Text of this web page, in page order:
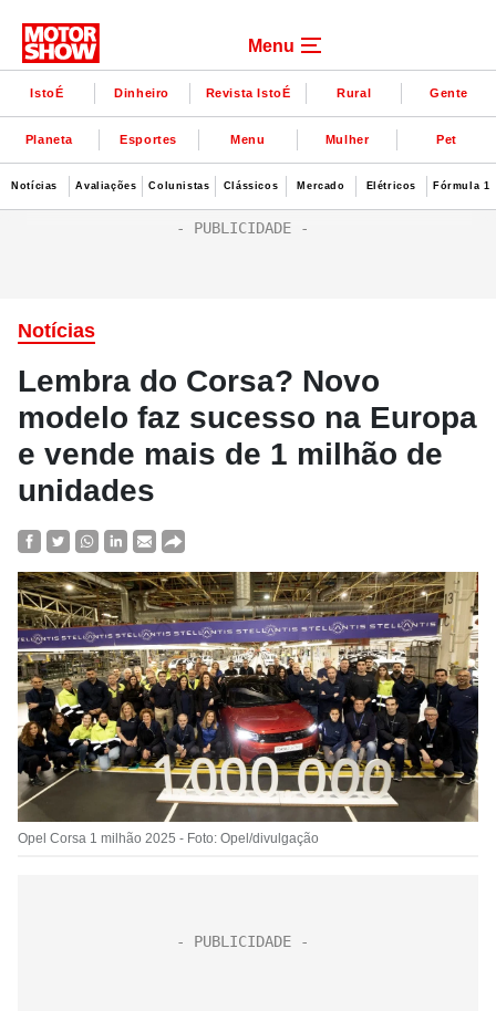
Menu
IstoÉ Dinheiro Revista IstoÉ Rural Gente
Planeta Esportes Menu Mulher Pet
Notícias Avaliações Colunistas Clássicos Mercado Elétricos Fórmula 1
Notícias
Lembra do Corsa? Novo
modelo faz sucesso na Europa
e vende mais de 1 milhão de
unidades
Opel Corsa 1 milhão 2025 - Foto: Opel/divulgação